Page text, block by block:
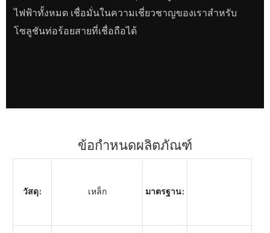
ไฟฟ้าทั้งหมด เชื่อมั่นในความเชี่ยวชาญของเราสำหรับ
โซลูชันท่อร้อยสายที่เชื่อถือได้
ข้อกำหนดผลิตภัณฑ์
วัสดุ: เหล็ก มาตรฐาน: